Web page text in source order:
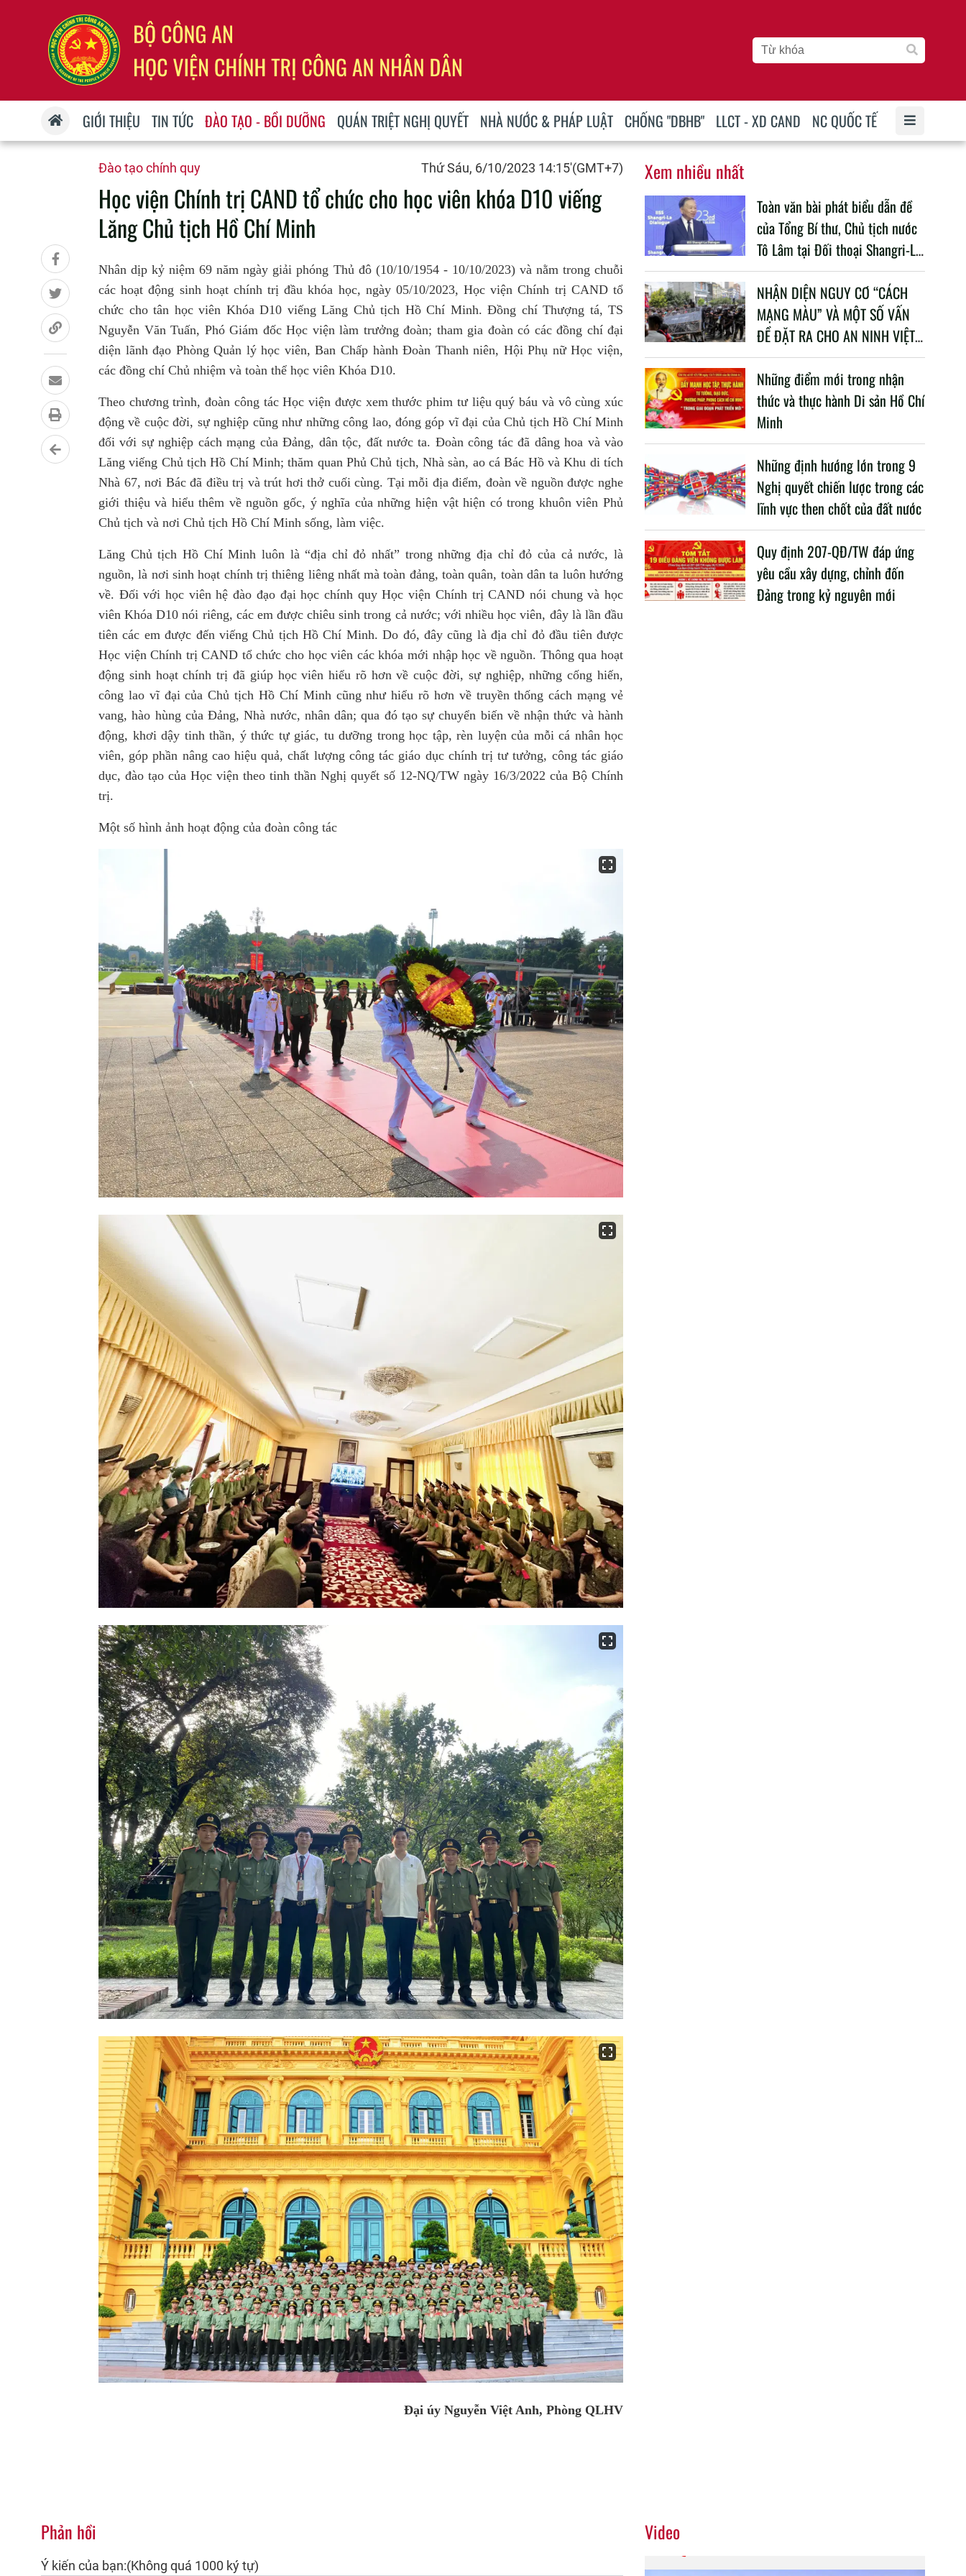
GIỚI THIỆU TIN TỨC ĐÀO TẠO - BỒI DƯỠNG QUÁN TRIỆT NGHỊ QUYẾT NHÀ NƯỚC & PHÁP LUẬT CHỐNG "DBHB" LLCT - XD CAND NC QUỐC TẾ
Đào tạo chính quy Thứ Sáu, 6/10/2023 14:15'(GMT+7)
Học viện Chính trị CAND tổ chức cho học viên khóa D10 viếng
Lăng Chủ tịch Hồ Chí Minh
Nhân dịp kỷ niệm 69 năm ngày giải phóng Thủ đô (10/10/1954 - 10/10/2023) và nằm trong chuỗi
các hoạt động sinh hoạt chính trị đầu khóa học, ngày 05/10/2023, Học viện Chính trị CAND tổ
chức cho tân học viên Khóa D10 viếng Lăng Chủ tịch Hồ Chí Minh. Đồng chí Thượng tá, TS
Nguyễn Văn Tuấn, Phó Giám đốc Học viện làm trưởng đoàn; tham gia đoàn có các đồng chí đại
diện lãnh đạo Phòng Quản lý học viên, Ban Chấp hành Đoàn Thanh niên, Hội Phụ nữ Học viện,
các đồng chí Chủ nhiệm và toàn thể học viên Khóa D10.
Theo chương trình, đoàn công tác Học viện được xem thước phim tư liệu quý báu và vô cùng xúc
động về cuộc đời, sự nghiệp cũng như những công lao, đóng góp vĩ đại của Chủ tịch Hồ Chí Minh
đối với sự nghiệp cách mạng của Đảng, dân tộc, đất nước ta. Đoàn công tác đã dâng hoa và vào
Lăng viếng Chủ tịch Hồ Chí Minh; thăm quan Phủ Chủ tịch, Nhà sàn, ao cá Bác Hồ và Khu di tích
Nhà 67, nơi Bác đã điều trị và trút hơi thở cuối cùng. Tại mỗi địa điểm, đoàn về nguồn được nghe
giới thiệu và hiểu thêm về nguồn gốc, ý nghĩa của những hiện vật hiện có trong khuôn viên Phủ
Chủ tịch và nơi Chủ tịch Hồ Chí Minh sống, làm việc.
Lăng Chủ tịch Hồ Chí Minh luôn là “địa chỉ đỏ nhất” trong những địa chỉ đỏ của cả nước, là
nguồn, là nơi sinh hoạt chính trị thiêng liêng nhất mà toàn đảng, toàn quân, toàn dân ta luôn hướng
về. Đối với học viên hệ đào đạo đại học chính quy Học viện Chính trị CAND nói chung và học
viên Khóa D10 nói riêng, các em được chiêu sinh trong cả nước; với nhiều học viên, đây là lần đầu
tiên các em được đến viếng Chủ tịch Hồ Chí Minh. Do đó, đây cũng là địa chỉ đỏ đầu tiên được
Học viện Chính trị CAND tổ chức cho học viên các khóa mới nhập học về nguồn. Thông qua hoạt
động sinh hoạt chính trị đã giúp học viên hiểu rõ hơn về cuộc đời, sự nghiệp, những cống hiến,
công lao vĩ đại của Chủ tịch Hồ Chí Minh cũng như hiểu rõ hơn về truyền thống cách mạng vẻ
vang, hào hùng của Đảng, Nhà nước, nhân dân; qua đó tạo sự chuyển biến về nhận thức và hành
động, khơi dậy tinh thần, ý thức tự giác, tu dưỡng trong học tập, rèn luyện của mỗi cá nhân học
viên, góp phần nâng cao hiệu quả, chất lượng công tác giáo dục chính trị tư tưởng, công tác giáo
dục, đào tạo của Học viện theo tinh thần Nghị quyết số 12-NQ/TW ngày 16/3/2022 của Bộ Chính
trị.
Một số hình ảnh hoạt động của đoàn công tác
Đại úy Nguyễn Việt Anh, Phòng QLHV
Xem nhiều nhất
Toàn văn bài phát biểu dẫn đề
của Tổng Bí thư, Chủ tịch nước
Tô Lâm tại Đối thoại Shangri-La
lần thứ 23
NHẬN DIỆN NGUY CƠ “CÁCH
MẠNG MÀU” VÀ MỘT SỐ VẤN
ĐỀ ĐẶT RA CHO AN NINH VIỆT
NAM TRONG BỐI CẢNH HIỆN
NAY
Những điểm mới trong nhận
thức và thực hành Di sản Hồ Chí
Minh
Những định hướng lớn trong 9
Nghị quyết chiến lược trong các
lĩnh vực then chốt của đất nước
Quy định 207-QĐ/TW đáp ứng
yêu cầu xây dựng, chỉnh đốn
Đảng trong kỷ nguyên mới
Phản hồi
Ý kiến của bạn:(Không quá 1000 ký tự)
Video